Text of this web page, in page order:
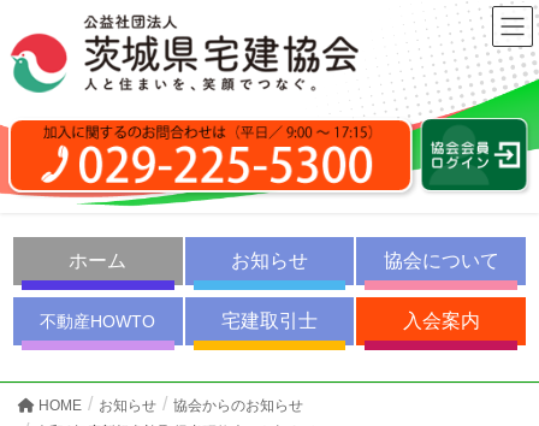
ホーム お知らせ 協会について
不動産HOWTO 宅建取引士 入会案内
HOME お知らせ
協会からのお知らせ